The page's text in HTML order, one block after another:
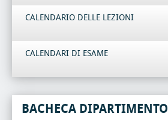
CALENDARIO DELLE LEZIONI
CALENDARI DI ESAME
BACHECA DIPARTIMENTO